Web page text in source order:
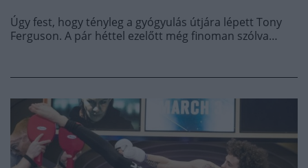
Úgy fest, hogy tényleg a gyógyulás útjára lépett Tony
Ferguson. A pár héttel ezelőtt még finoman szólva…